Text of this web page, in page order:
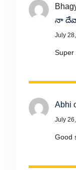
నా
July
Super
Abhi
July
Good